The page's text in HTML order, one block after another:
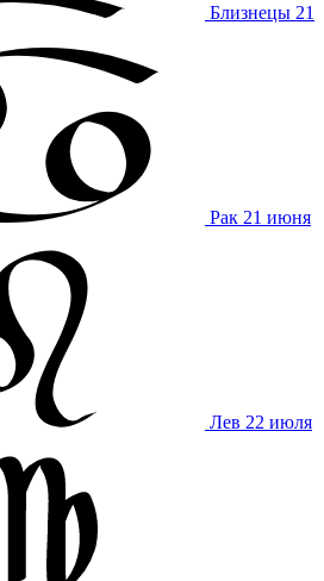
Близнецы 21
Рак 21 июня
Лев 22 июля